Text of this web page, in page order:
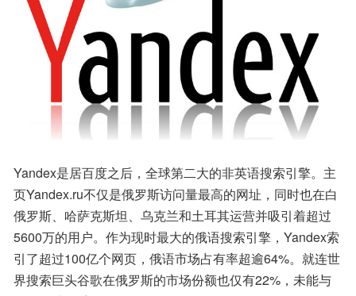
Yandex是居百度之后，全球第二大的非英语搜索引擎。主
页Yandex.ru不仅是俄罗斯访问量最高的网址，同时也在白
俄罗斯、哈萨克斯坦、乌克兰和土耳其运营并吸引着超过
5600万的用户。作为现时最大的俄语搜索引擎，Yandex索
引了超过100亿个网页，俄语市场占有率超逾64%。就连世
界搜索巨头谷歌在俄罗斯的市场份额也仅有22%，未能与